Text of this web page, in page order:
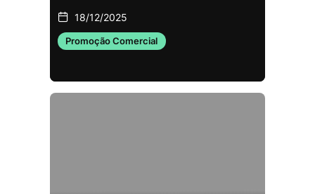
18/12/2025
Promoção Comercial